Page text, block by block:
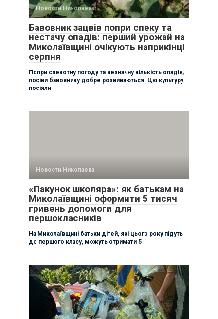
Новости Николаева
Бавовник зацвів попри спеку та
нестачу опадів: перший урожай на
Миколаївщині очікують наприкінці
серпня
Попри спекотну погоду та незначну кількість опадів,
посіви бавовнику добре розвиваються. Цю культуру
посіяли
Новости Николаева
«Пакунок школяра»: як батькам на
Миколаївщині оформити 5 тисяч
гривень допомоги для
першокласників
На Миколаївщині батьки дітей, які цього року підуть
до першого класу, можуть отримати 5